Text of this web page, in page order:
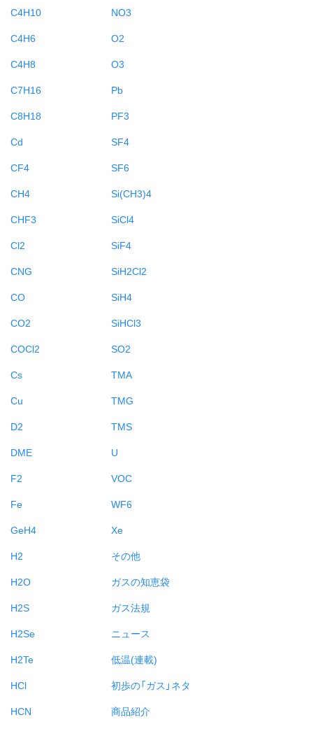
C4H10
C4H6
C4H8
C7H16
C8H18
Cd
CF4
CH4
CHF3
Cl2
CNG
CO
CO2
COCl2
Cs
Cu
D2
DME
F2
Fe
GeH4
H2
H2O
H2S
H2Se
H2Te
HCl
HCN
NO3
O2
O3
Pb
PF3
SF4
SF6
Si(CH3)4
SiCl4
SiF4
SiH2Cl2
SiH4
SiHCl3
SO2
TMA
TMG
TMS
U
VOC
WF6
Xe
その他
ガスの知恵袋
ガス法規
ニュース
低温(連載)
初歩の「ガス」ネタ
商品紹介